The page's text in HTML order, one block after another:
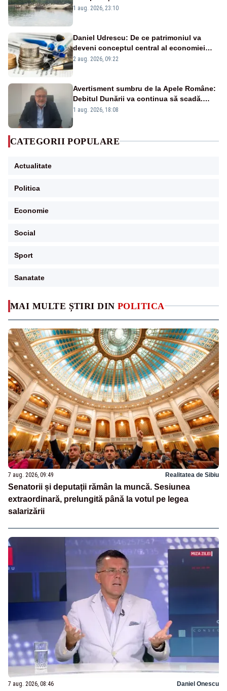
MAI MULTE ȘTIRI DIN POLITICA
7 aug. 2026, 09:49 Realitatea de Sibiu
Senatorii și deputații rămân la muncă. Sesiunea
extraordinară, prelungită până la votul pe legea
salarizării
7 aug. 2026, 08:46 Daniel Onescu
război mondial
1 aug. 2026, 23:10
Daniel Udrescu: De ce patrimoniul va
deveni conceptul central al economiei
viitoare?
2 aug. 2026, 09:22
Avertisment sumbru de la Apele Române:
Debitul Dunării va continua să scadă.
Cernavodă s-ar putea închide în 4 zile
1 aug. 2026, 18:08
CATEGORII POPULARE
Actualitate
Politica
Economie
Social
Sport
Sanatate